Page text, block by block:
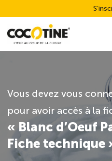
Vous devez vous
pour avoir accès à la
« Blanc d’Oeuf
Fiche technique